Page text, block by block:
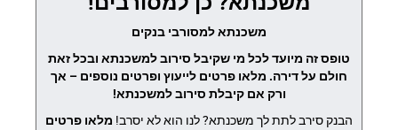
משכנתא למסורבי בנקים
טופס זה מיועד לכל מי שקיבל סירוב למשכנתא ובכל זאת
חולם על דירה. מלאו פרטים לייעוץ ופרטים נוספים – אך
ורק אם קיבלת סירוב למשכנתא!
הבנק סירב לתת לך משכנתא? לנו הוא לא יסרב! מלאו פרטים